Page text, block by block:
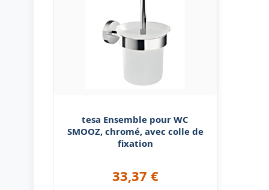
tesa Ensemble pour WC
SMOOZ, chromé, avec colle de
fixation
33,37 €